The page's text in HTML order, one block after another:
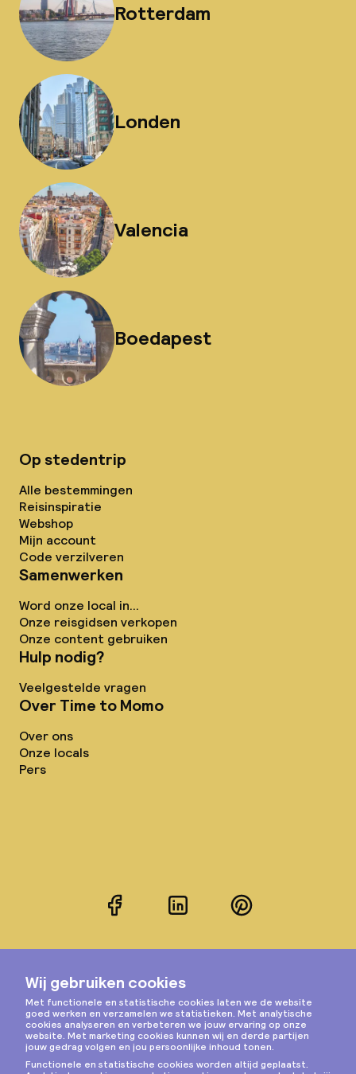
Rotterdam
Londen
Valencia
Boedapest
Op stedentrip
Alle bestemmingen
Reisinspiratie
Webshop
Mijn account
Code verzilveren
Samenwerken
Word onze local in...
Onze reisgidsen verkopen
Onze content gebruiken
Hulp nodig?
Veelgestelde vragen
Over Time to Momo
Over ons
Onze locals
Pers
FacebookLinkedInPinterest
Instagram